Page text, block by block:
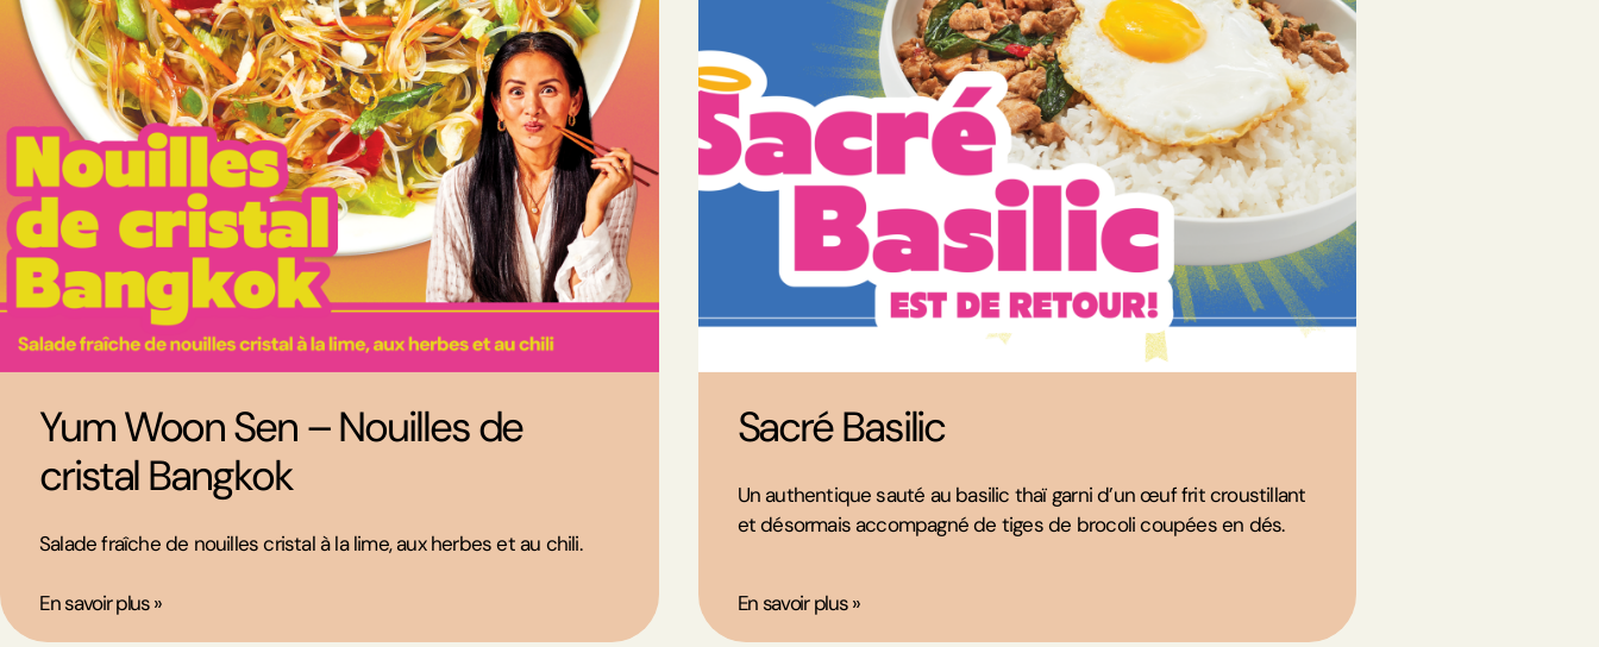
Yum Woon Sen – Nouilles de
cristal Bangkok
Salade fraîche de nouilles cristal à la lime, aux herbes et au chili.
En savoir plus »
Sacré Basilic
Un authentique sauté au basilic thaï garni d’un œuf frit croustillant
et désormais accompagné de tiges de brocoli coupées en dés.
En savoir plus »